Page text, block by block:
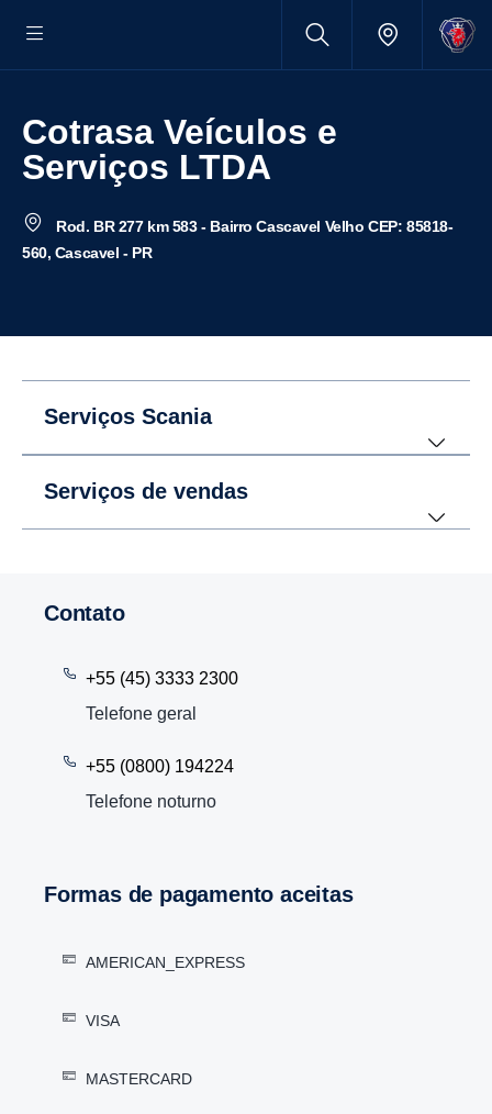
Cotrasa Veículos e
Serviços LTDA
Rod. BR 277 km 583 - Bairro Cascavel Velho CEP: 85818-
560, Cascavel - PR
Serviços Scania
Serviços de vendas
Contato
+55 (45) 3333 2300
Telefone geral
+55 (0800) 194224
Telefone noturno
Formas de pagamento aceitas
AMERICAN_EXPRESS
VISA
MASTERCARD